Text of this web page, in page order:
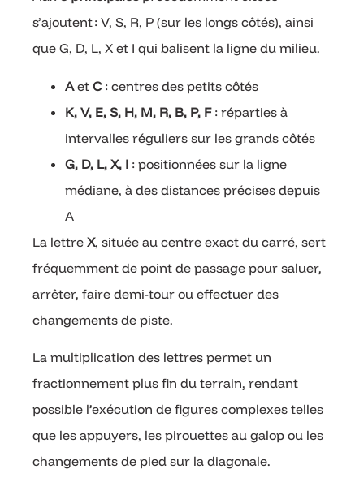
s’ajoutent : V, S, R, P (sur les longs côtés), ainsi
que G, D, L, X et I qui balisent la ligne du milieu.
Aet C: centres des petits côtés
K, V, E, S, H, M, R, B, P, F: réparties à
intervalles réguliers sur les grands côtés
G, D, L, X, I : positionnées sur la ligne
médiane, à des distances précises depuis
A
La lettre X, située au centre exact du carré, sert
fréquemment de point de passage pour saluer,
arrêter, faire demi-tour ou effectuer des
changements de piste.
La multiplication des lettres permet un
fractionnement plus fin du terrain, rendant
possible l’exécution de figures complexes telles
que les appuyers, les pirouettes au galop ou les
changements de pied sur la diagonale.